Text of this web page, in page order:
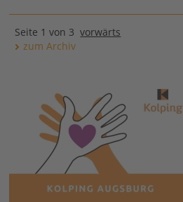
Seite 1 von 3vorwärts
zum Archiv